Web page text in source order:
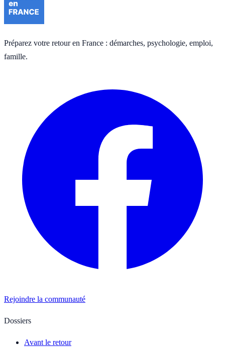
Préparez votre retour en France : démarches, psychologie, emploi,
famille.
Rejoindre la communauté
Dossiers
Avant le retour